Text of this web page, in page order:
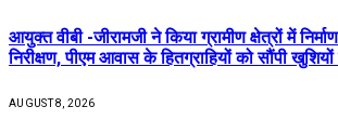
आयुक्त वीबी -जीरामजी ने किया ग्रामीण क्षेत्रों में
निरीक्षण, पीएम आवास के हितग्राहियों को सौंपी खुशियों
AUGUST 8, 2026